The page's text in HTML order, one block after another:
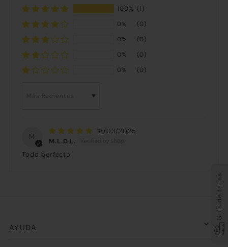
100% (1)
0%
(0)
0%
(0)
0%
(0)
0%
(0)
M
18/03/2025
M.L.D.L.
Todo perfecto
AYUDA
Guía de tallas